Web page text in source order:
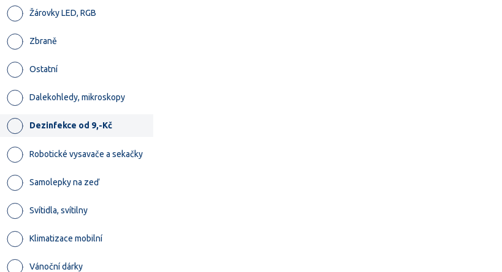
Žárovky LED, RGB
Zbraně
Ostatní
Dalekohledy, mikroskopy
Dezinfekce od 9,-Kč
Robotické vysavače a sekačky
Samolepky na zeď
Svítidla, svítilny
Klimatizace mobilní
Vánoční dárky